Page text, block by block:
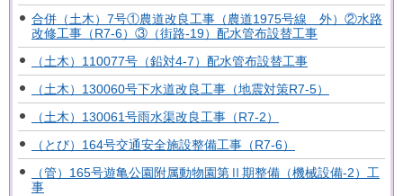
合併（土木）7号①農道改良工事（農道1975号線 外）②水路
改修工事（R7-6）③（街路-19）配水管布設替工事
（土木）110077号（鉛対4-7）配水管布設替工事
（土木）130060号下水道改良工事（地震対策R7-5）
（土木）130061号雨水渠改良工事（R7-2）
（とび）164号交通安全施設整備工事（R7-6）
（管）165号遊亀公園附属動物園第Ⅱ期整備（機械設備-2）工
事